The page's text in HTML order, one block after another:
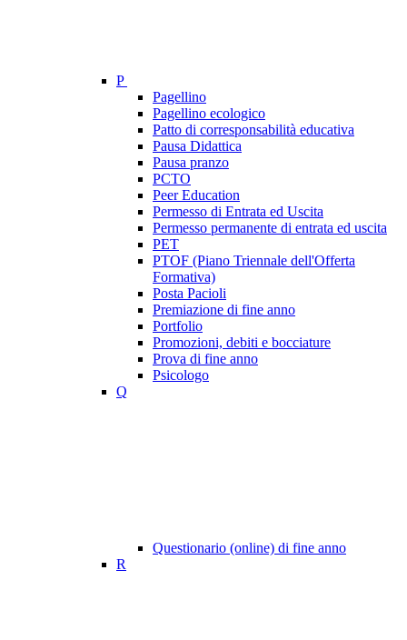
P
Pagellino
Pagellino ecologico
Patto di corresponsabilità educativa
Pausa Didattica
Pausa pranzo
PCTO
Peer Education
Permesso di Entrata ed Uscita
Permesso permanente di entrata ed uscita
PET
PTOF (Piano Triennale dell'Offerta
Formativa)
Posta Pacioli
Premiazione di fine anno
Portfolio
Promozioni, debiti e bocciature
Prova di fine anno
Psicologo
Q
Questionario (online) di fine anno
R